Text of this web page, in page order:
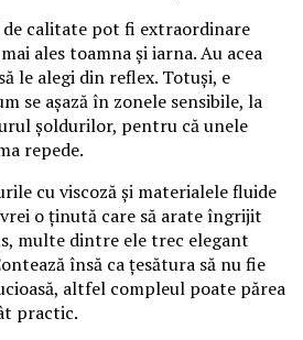
calitate pot fi extraordinare
ales toamna și iarna. Au acea
le alegi din reflex. Totuși, e
se așază în zonele sensibile, la
șoldurilor, pentru că unele
repede.
cu viscoză și materialele fluide
o ținută care să arate îngrijit
multe dintre ele trec elegant
însă ca țesătura să nu fie
altfel compleul poate părea
practic.